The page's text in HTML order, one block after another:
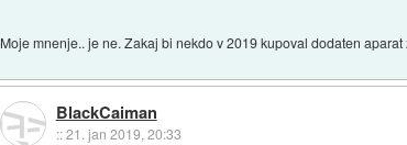
Moje mnenje.. je ne. Zakaj bi nekdo v 2019 kupoval dodaten
BlackCaiman
::21. jan 2019, 20:33